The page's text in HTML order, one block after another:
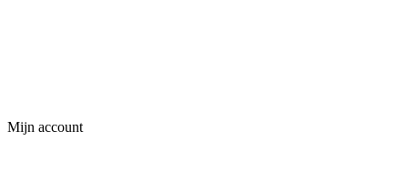
Mijn account